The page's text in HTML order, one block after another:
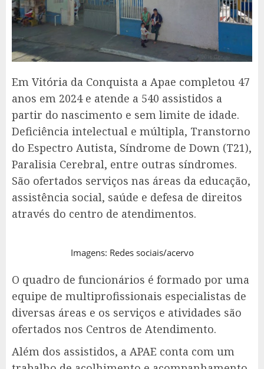
Em Vitória da Conquista a Apae completou 47
anos em 2024 e atende a 540 assistidos a
partir do nascimento e sem limite de idade.
Deficiência intelectual e múltipla, Transtorno
do Espectro Autista, Síndrome de Down (T21),
Paralisia Cerebral, entre outras síndromes.
São ofertados serviços nas áreas da educação,
assistência social, saúde e defesa de direitos
através do centro de atendimentos.
Imagens: Redes sociais/acervo
O quadro de funcionários é formado por uma
equipe de multiprofissionais especialistas de
diversas áreas e os serviços e atividades são
ofertados nos Centros de Atendimento.
Além dos assistidos, a APAE conta com um